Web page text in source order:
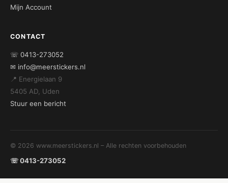
Mijn Account
CONTACT
☏ 0413-273052
✉ info@meerstickers.nl
📍 Energielaan 9
5405 AD, Uden
Stuur een bericht
© 2026 www.meerstickers.nl – Alle rechten voorbehouden
☏ 0413-273052